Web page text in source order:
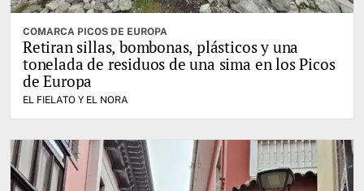
COMARCA PICOS DE EUROPA
Retiran sillas, bombonas, plásticos y una
tonelada de residuos de una sima en los Picos
de Europa
EL FIELATO Y EL NORA